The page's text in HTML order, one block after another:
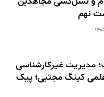
نهم
مدیریت غیرکارشناسی
کینگ مجتبی؛ پیک